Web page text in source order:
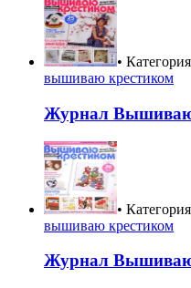
•
вышиваю крестиком
Журнал Вышиваю
•
вышиваю крестиком
Журнал Вышиваю